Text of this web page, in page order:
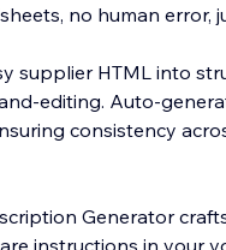
supplier HTML into
editing. Auto-
consistency
Generator